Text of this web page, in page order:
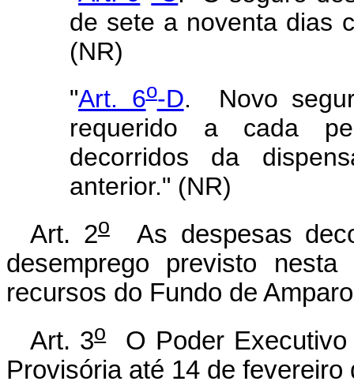
de sete a noventa dias
(NR)
"Art. 6o-D. Novo
requerido a cada
decorridos da
anterior." (NR)
Art. 2oAs despesas
desemprego previsto
recursos do Fundo de
Art. 3oO Poder Executivo
Provisória até 14 de fevereiro